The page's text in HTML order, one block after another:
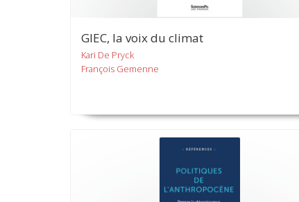
GIEC, la voix du climat
Kari De Pryck
François Gemenne